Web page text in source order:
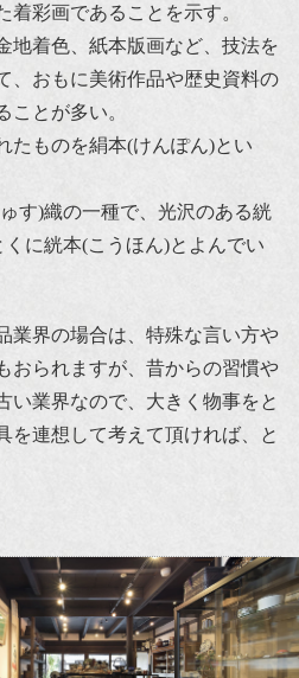
彩画であることを示す。
地着色、紙本版画など、技法を
、おもに美術作品や歴史資料の
ことが多い。
たものを絹本(けんぽん)とい
す)織の一種で、光沢のある絖
に絖本(こうほん)とよんでい
業界の場合は、特殊な言い方や
おられますが、昔からの習慣や
い業界なので、大きく物事をと
を連想して考えて頂ければ、と